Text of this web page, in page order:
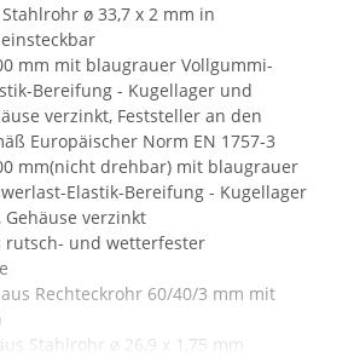
ø 33,7 x 2 mm in
mm mit blaugrauer Vollgummi-
Bereifung - Kugellager und
verzinkt, Feststeller an den
Europäischer Norm EN 1757-3
mm(nicht drehbar) mit blaugrauer
Elastik-Bereifung - Kugellager
Gehäuse verzinkt
rutsch- und wetterfester
Rechteckrohr 60/40/3 mm mit
Stahlrohr ø 26,9 x 1,75 mm